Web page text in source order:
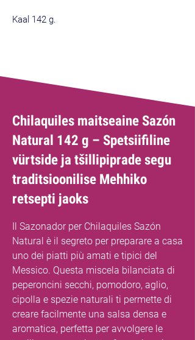
Kaal 142 g.
Chilaquiles maitseaine Sazón
Natural 142 g – Spetsiifiline
vürtside ja tšillipiprade segu
traditsioonilise Mehhiko
retsepti jaoks
Il Sazonador per Chilaquiles Sazón
Natural è il segreto per preparare a casa
uno dei piatti più amati e tipici del
Messico. Questa miscela bilanciata di
peperoncini secchi, pomodoro, aglio,
cipolla e spezie naturali ti permette di
creare facilmente una salsa densa e
aromatica, perfetta per avvolgere le